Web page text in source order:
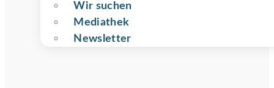
Wir suchen
Mediathek
Newsletter